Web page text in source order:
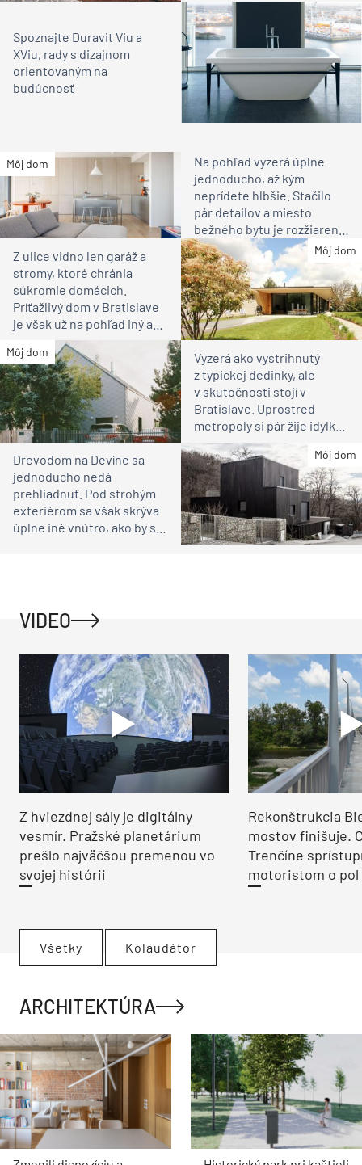
Spoznajte Duravit Viu a
XViu, rady s dizajnom
orientovaným na
budúcnosť
Môj dom
Na pohľad vyzerá úplne
jednoducho, až kým
neprídete hlbšie. Stačilo
pár detailov a miesto
bežného bytu je rozžiarené
bývanie pre rodinu
Môj dom
Z ulice vidno len garáž a
stromy, ktoré chránia
súkromie domácich.
Príťažlivý dom v Bratislave
je však už na pohľad iný ako
susedia
Môj dom
Vyzerá ako vystrihnutý
z typickej dedinky, ale
v skutočnosti stojí v
Bratislave. Uprostred
metropoly si pár žije idylku
ako na vidieku
Môj dom
Drevodom na Devíne sa
jednoducho nedá
prehliadnuť. Pod strohým
exteriérom sa však skrýva
úplne iné vnútro, ako by ste
VIDEO
Z hviezdnej sály je digitálny
vesmír. Pražské planetárium
prešlo najväčšou premenou vo
svojej histórii
Rekonštrukcia
mostov finišuje.
Trenčíne
motoristom o pol
Všetky Kolaudátor
ARCHITEKTÚRA